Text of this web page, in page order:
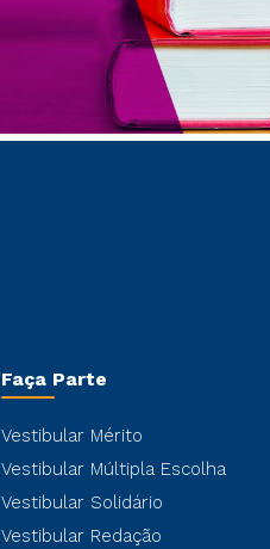
Faça Parte
Vestibular Mérito
Vestibular Múltipla Escolha
Vestibular Solidário
Vestibular Redação